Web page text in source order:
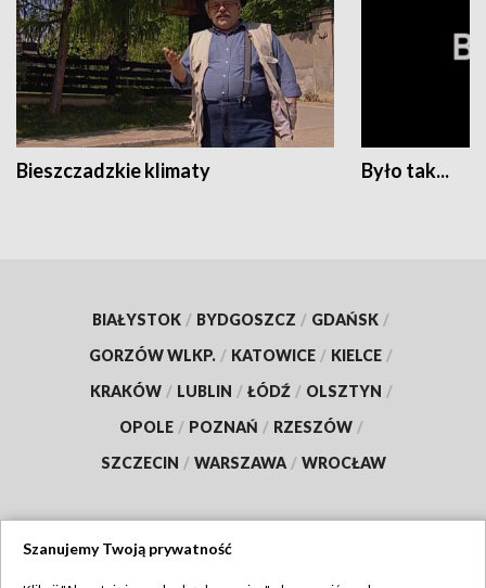
Bieszczadzkie klimaty Było tak...
BIAŁYSTOK / BYDGOSZCZ / GDAŃSK /
GORZÓW WLKP. / KATOWICE / KIELCE /
KRAKÓW / LUBLIN / ŁÓDŹ / OLSZTYN /
OPOLE / POZNAŃ / RZESZÓW /
SZCZECIN / WARSZAWA / WROCŁAW
Szanujemy Twoją prywatność